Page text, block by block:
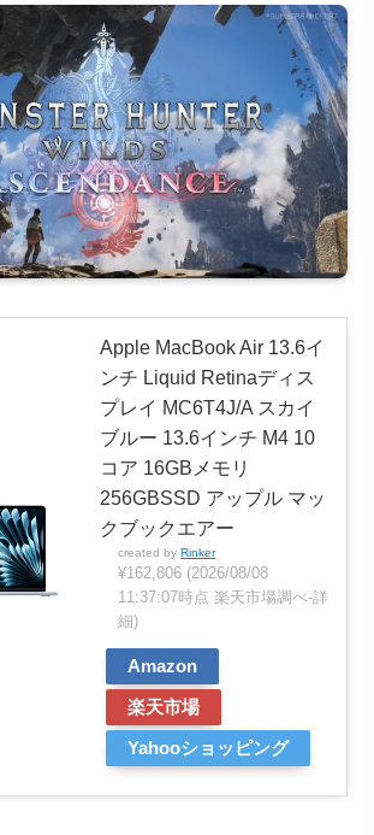
Apple MacBook Air 13.6イ
ンチ Liquid Retinaディス
プレイ MC6T4J/A スカイ
ブルー 13.6インチ M4 10
コア 16GBメモリ
256GBSSD アップル マッ
クブックエアー
created byRinker
¥162,806 (2026/08/08
11:37:07時点 楽天市場調べ-詳
細)
Amazon
楽天市場
Yahooショッピング